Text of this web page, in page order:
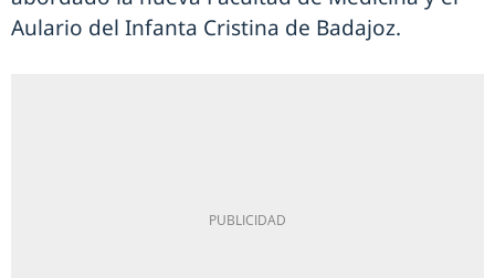
Aulario del Infanta Cristina de Badajoz.